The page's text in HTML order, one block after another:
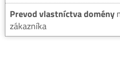
Prevod vlastníctva domény
zákazníka